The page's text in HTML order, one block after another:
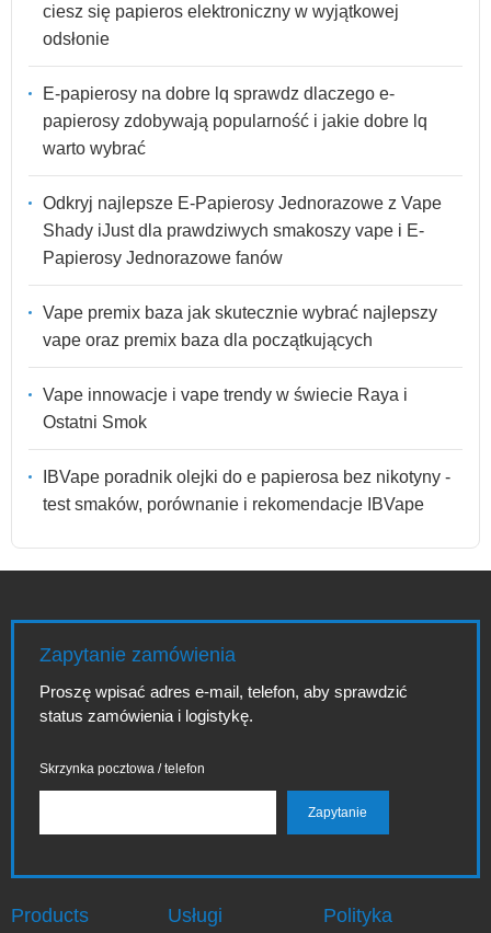
ciesz się papieros elektroniczny w wyjątkowej
odsłonie
E-papierosy na dobre lq sprawdz dlaczego e-
papierosy zdobywają popularność i jakie dobre lq
warto wybrać
Odkryj najlepsze E-Papierosy Jednorazowe z Vape
Shady iJust dla prawdziwych smakoszy vape i E-
Papierosy Jednorazowe fanów
Vape premix baza jak skutecznie wybrać najlepszy
vape oraz premix baza dla początkujących
Vape innowacje i vape trendy w świecie Raya i
Ostatni Smok
IBVape poradnik olejki do e papierosa bez nikotyny -
test smaków, porównanie i rekomendacje IBVape
Zapytanie zamówienia
Proszę wpisać adres e-mail, telefon, aby sprawdzić
status zamówienia i logistykę.
Skrzynka pocztowa / telefon
Products Usługi Polityka